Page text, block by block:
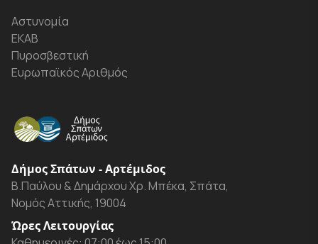
Αστυνομία
ΕΚΑΒ
Πυροσβεστική
Ευρωπαϊκός Αριθμός
Δήμος Σπάτων - Αρτέμιδος
Β.Παύλου & Δημάρχου Χρ. Μπέκα, Σπάτα,
Νομός Αττικής, 19004
Ώρες Λειτουργίας